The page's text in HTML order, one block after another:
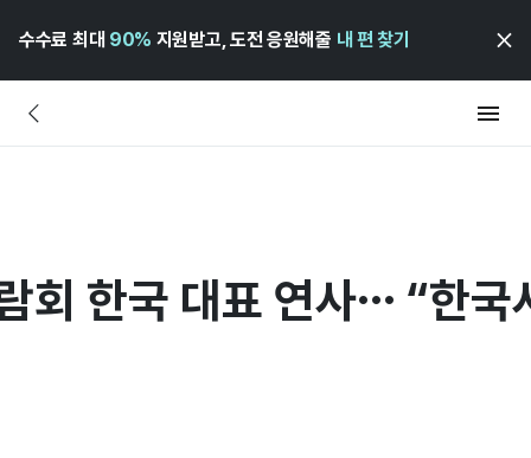
수수료 최대 90% 지원받고, 도전 응원해줄 내 편 찾기
회 한국 대표 연사… “한국